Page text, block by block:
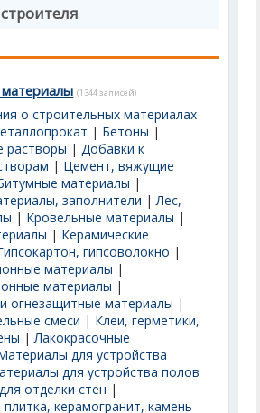
(1344 записей)
о строительных материалах
| Бетоны |
растворы |Добавки к
| Цемент, вяжущие
материалы |
заполнители |Лес,
| Кровельные материалы |
| Керамические
гипсоволокно |
материалы |
материалы |
огнезащитные материалы |
смеси | Клеи, герметики,
|Лакокрасочные
для устройства
для устройства полов
отделки стен |
керамогранит, камень